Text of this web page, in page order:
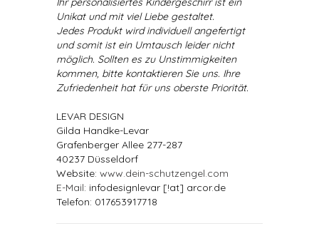
Unikat und mit viel Liebe gestaltet.
Jedes Produkt wird individuell angefertigt
und somit ist ein Umtausch leider nicht
möglich. Sollten es zu Unstimmigkeiten
kommen, bitte kontaktieren Sie uns. Ihre
Zufriedenheit hat für uns oberste Priorität.
LEVAR DESIGN
Gilda Handke-Levar
Grafenberger Allee 277-287
40237 Düsseldorf
Website: www.dein-schutzengel.com
E-Mail: infodesignlevar [!at] arcor.de
Telefon: 017653917718